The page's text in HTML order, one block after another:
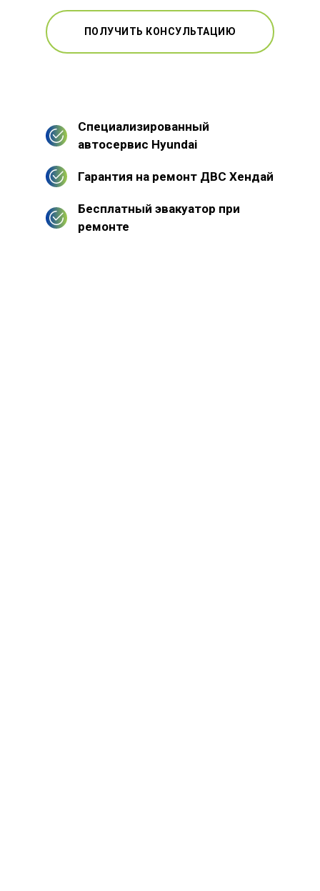
ПОЛУЧИТЬ КОНСУЛЬТАЦИЮ
Специализированный
автосервис Hyundai
Гарантия на ремонт ДВС Хендай
Бесплатный эвакуатор при
ремонте